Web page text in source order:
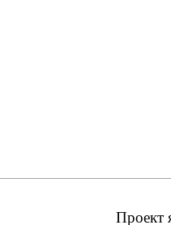
Проект